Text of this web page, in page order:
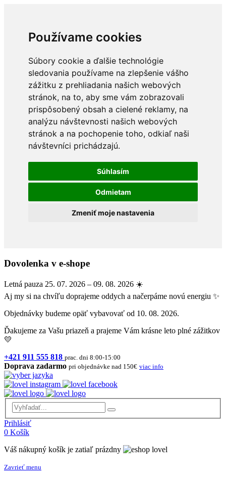
Používame cookies
Súbory cookie a ďalšie technológie
sledovania používame na zlepšenie vášho
zážitku z prehliadania našich webových
stránok, na to, aby sme vám zobrazovali
prispôsobený obsah a cielené reklamy, na
analýzu návštevnosti našich webových
stránok a na pochopenie toho, odkiaľ naši
návštevníci prichádzajú.
Súhlasím
Odmietam
Zmeniť moje nastavenia
Dovolenka v e-shope
Letná pauza 25. 07. 2026 – 09. 08. 2026 ☀️
Aj my si na chvíľu doprajeme oddych a načerpáme novú energiu ✨
Objednávky budeme opäť vybavovať od 10. 08. 2026.
Ďakujeme za Vašu priazeň a prajeme Vám krásne leto plné zážitkov
💛
+421 911 555 818 prac. dni 8:00-15:00
Doprava zadarmo pri objednávke nad 150€ viac info
Prihlásiť
0 Košík
Váš nákupný košík je zatiaľ prázdny
Zavrieť menu